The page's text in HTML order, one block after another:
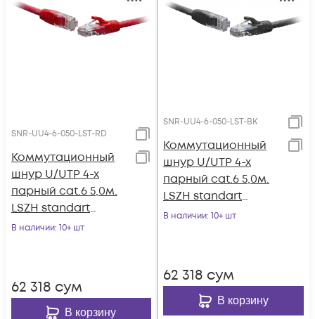
SNR-UU4-6-050-LST-RD
Коммутационный
шнур U/UTP 4-х
парный cat.6 5,0м.
LSZH standart
красный
В наличии: 10+ шт
62 318 сум
В корзину
SNR-UU4-6-050-LST-BK
Коммутационный
шнур U/UTP 4-х
парный cat.6 5,0м.
LSZH standart
чёрный
В наличии: 10+ шт
62 318 сум
В корзину